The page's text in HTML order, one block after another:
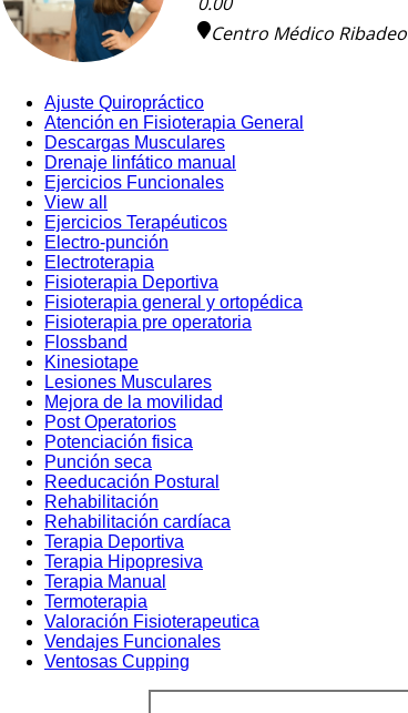
Centro Médico Ribadeo
Ajuste Quiropráctico
Atención en Fisioterapia General
Descargas Musculares
Drenaje linfático manual
Ejercicios Funcionales
View all
Ejercicios Terapéuticos
Electro-punción
Electroterapia
Fisioterapia Deportiva
Fisioterapia general y ortopédica
Fisioterapia pre operatoria
Flossband
Kinesiotape
Lesiones Musculares
Mejora de la movilidad
Post Operatorios
Potenciación fisica
Punción seca
Reeducación Postural
Rehabilitación
Rehabilitación cardíaca
Terapia Deportiva
Terapia Hipopresiva
Terapia Manual
Termoterapia
Valoración Fisioterapeutica
Vendajes Funcionales
Ventosas Cupping